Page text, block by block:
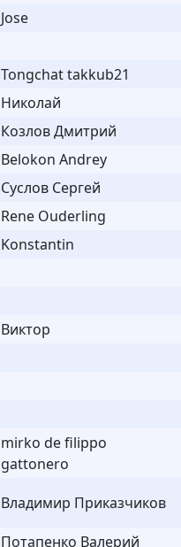
Jose
Tongchat takkub21
Николай
Козлов Дмитрий
Belokon Andrey
Суслов Сергей
Rene Ouderling
Konstantin
Виктор
mirko de filippo
gattonero
Владимир Приказчиков
Потапенко Валерий